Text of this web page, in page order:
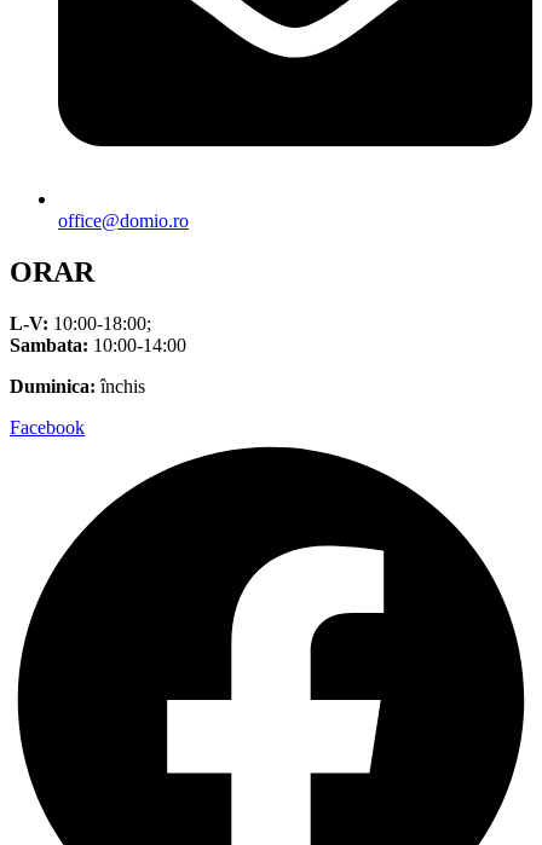
office@domio.ro
ORAR
L-V: 10:00-18:00;
Sambata: 10:00-14:00
Duminica: închis
Facebook